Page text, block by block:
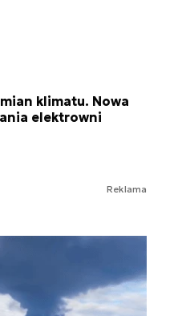
klimatu. Nowa
elektrowni
Reklama